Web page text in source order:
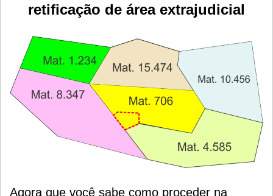
retificação de área extrajudicial
Agora que você sabe como proceder na